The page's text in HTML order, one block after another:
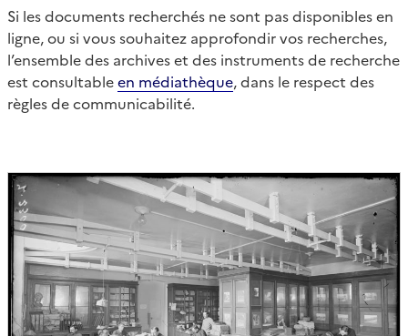
Si les documents recherchés ne sont pas disponibles en
ligne, ou si vous souhaitez approfondir vos recherches,
l’ensemble des archives et des instruments de recherche
est consultableen médiathèque, dans le respect des
règles de communicabilité.